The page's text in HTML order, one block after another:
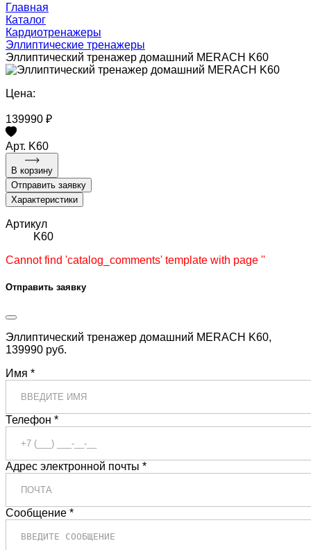
Главная
Каталог
Кардиотренажеры
Эллиптические тренажеры
Эллиптический тренажер домашний MERACH K60
Цена:
139990 ₽
Арт. K60
В корзину
Отправить заявку
Характеристики
Артикул
K60
Cannot find 'catalog_comments' template with page ''
Отправить заявку
Эллиптический тренажер домашний MERACH K60,
139990 руб.
Имя *
Телефон *
Адрес электронной почты *
Сообщение *